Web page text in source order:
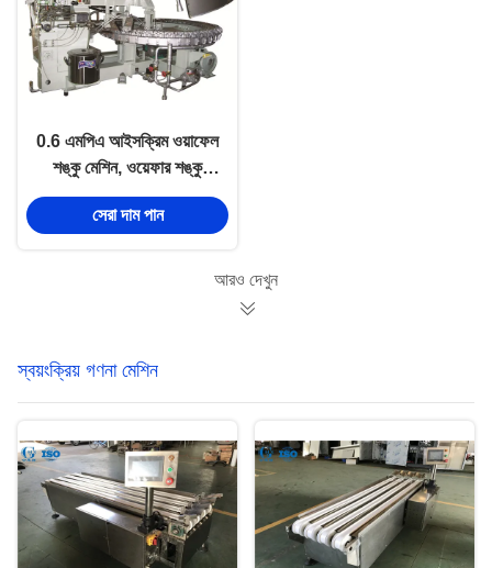
0.6 এমপিএ আইসক্রিম ওয়াফেল
শঙ্কু মেশিন, ওয়েফার শঙ্কু
মেশিন ফিল্ড ইনস্টলেশন
সেরা দাম পান
আরও দেখুন
স্বয়ংক্রিয় গণনা মেশিন